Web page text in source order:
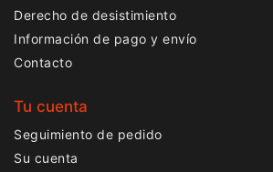
Derecho de desistimiento
Información de pago y envío
Contacto
Tu cuenta
Seguimiento de pedido
Su cuenta